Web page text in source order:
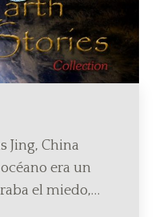
Jing, China
era un
el miedo,…